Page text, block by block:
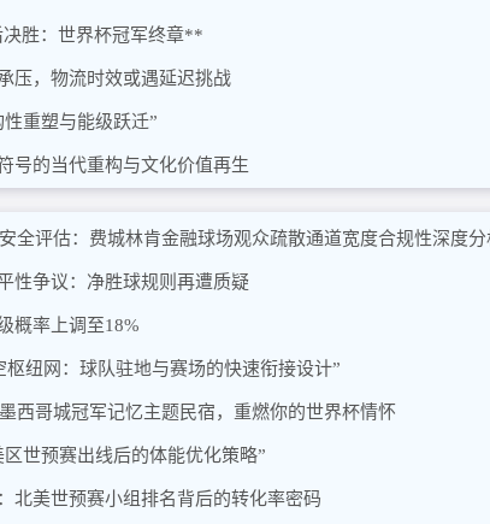
胜：世界杯冠军终章**
压，物流时效或遇延迟挑战
重塑与能级跃迁”
号的当代重构与文化价值再生
全评估：费城林肯金融球场观众疏散通道宽度合规性深度分
性争议：净胜球规则再遭质疑
概率上调至18%
枢纽网：球队驻地与赛场的快速衔接设计”
西哥城冠军记忆主题民宿，重燃你的世界杯情怀
世预赛出线后的体能优化策略”
北美世预赛小组排名背后的转化率密码